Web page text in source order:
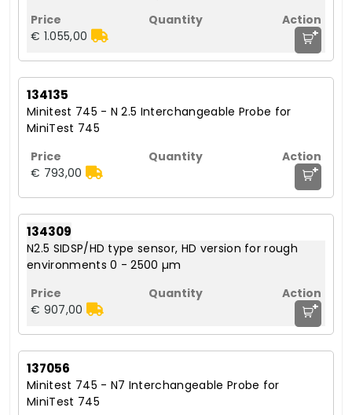
€ 1.055,00 +
134135
Minitest 745 - N 2.5 Interchangeable Probe for
MiniTest 745
€ 793,00 +
134309
N2.5 SIDSP/HD type sensor, HD version for rough
environments 0 - 2500 µm
€ 907,00 +
137056
Minitest 745 - N7 Interchangeable Probe for
MiniTest 745